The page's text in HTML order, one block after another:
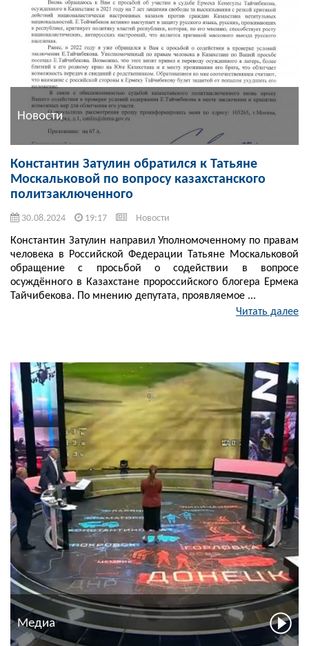
Новости
Константин Затулин обратился к Татьяне
Москальковой по вопросу казахстанского
политзаключенного
30.08.2024 19:17 Новости
Константин Затулин направил Уполномоченному по правам
человека в Российской Федерации Татьяне Москальковой
обращение с просьбой о содействии в вопросе
осуждённого в Казахстане пророссийского блогера Ермека
Тайчибекова. По мнению депутата, проявляемое ...
Читать далее
Медиа